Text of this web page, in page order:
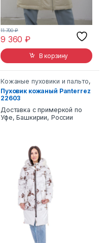
9 360₽
11 700₽
В корзину
Кожаные пуховики и пальто,
Пуховики
Пуховик кожаный Panterrez
22603
Доставка с примеркой по
Уфе, Башкирии, России